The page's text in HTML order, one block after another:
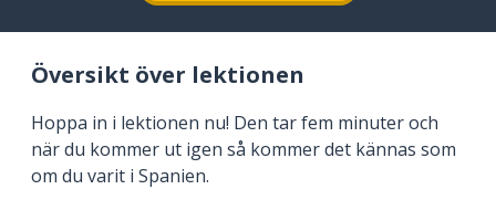
Översikt över lektionen
Hoppa in i lektionen nu! Den tar fem minuter och
när du kommer ut igen så kommer det kännas som
om du varit i Spanien.